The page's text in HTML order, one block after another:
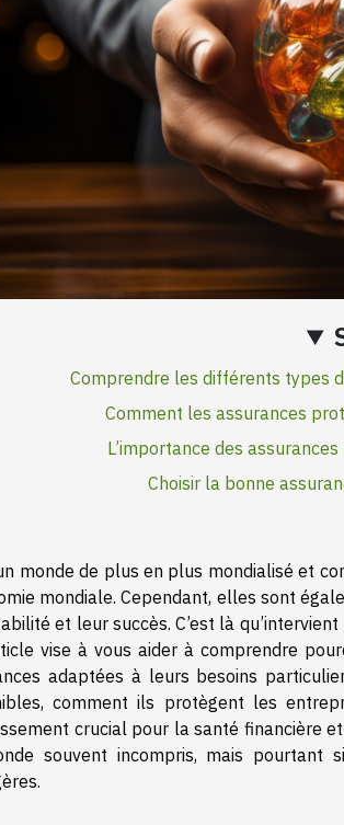
Comprendre les différents types
Comment les assurances
L’importance des
Choisir la bonne
monde de plus en plus mondialisé et
mondiale. Cependant, elles sont
et leur succès. C’est là
vise à vous aider à comprendre
adaptées à leurs besoins
comment ils protègent les
crucial pour la santé financière
souvent incompris, mais pourtant